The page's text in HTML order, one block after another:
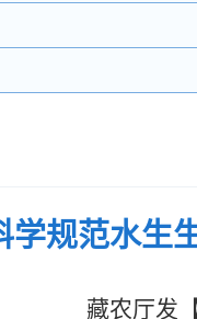
规范水生
藏农厅发